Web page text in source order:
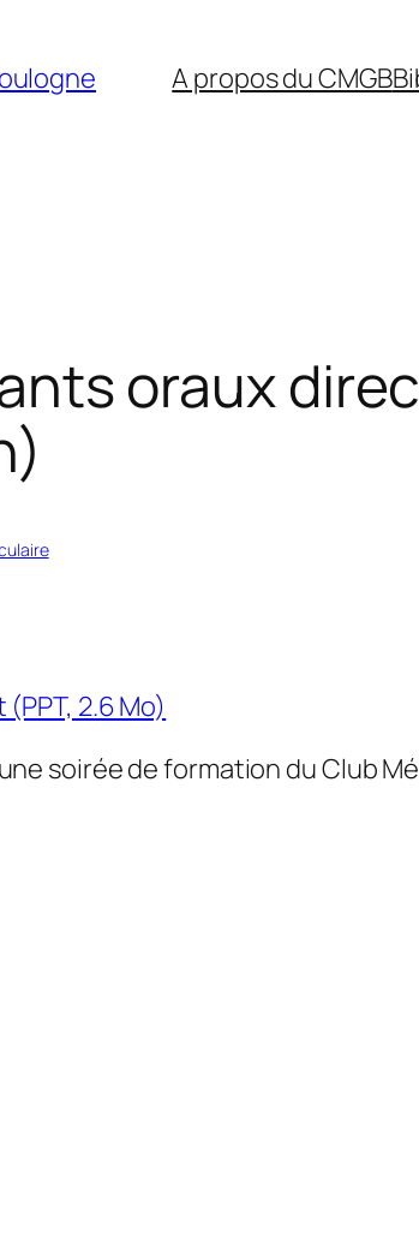
A propos du CMGB
oraux
2.6 Mo)
soirée de formation du Club